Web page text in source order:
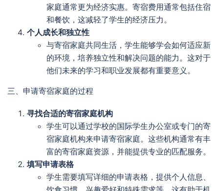
家庭通常更为经济实惠。寄宿费用通常包括住宿
和餐饮，这减轻了学生的经济压力。
个人成长和独立性
与寄宿家庭共同生活，学生能够学会如何适应新
的环境，培养独立性和解决问题的能力。这对于
他们未来的学习和职业发展都有重要意义。
三、申请寄宿家庭的过程
寻找合适的寄宿家庭机构
学生可以通过学校的国际学生办公室或专门的寄
宿家庭机构来申请寄宿家庭。这些机构通常有丰
富的寄宿家庭资源，并能提供专业的匹配服务。
填写申请表格
学生需要填写详细的申请表格，提供个人信息、